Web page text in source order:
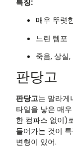
특징:
매우 뚜렷
느린 템포
죽음, 상실
판당고
판당고는 말라게
타일을 낳은 매
한 컴파스 없이)
들어가는 것이
변형이 있어.